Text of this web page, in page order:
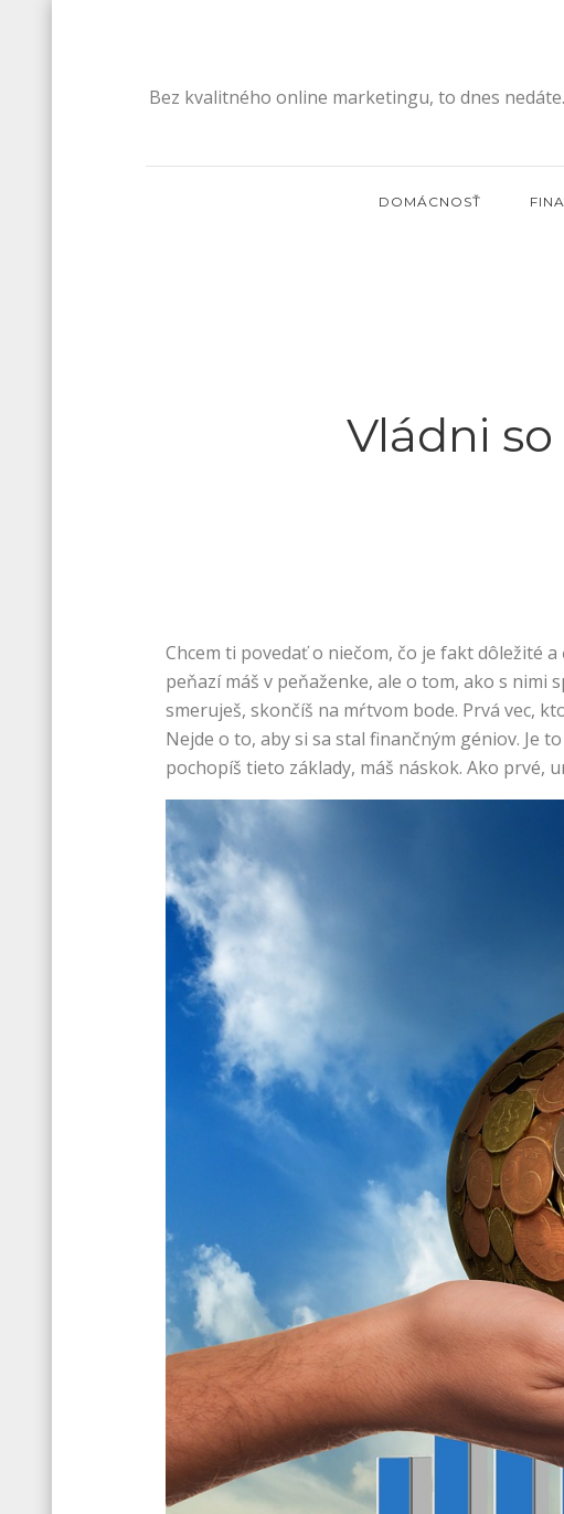
Bez kvalitného online marketingu, to dnes
DOMÁCNOSŤ
Vládni
Chcem ti povedať o niečom, čo je fakt dôležité
peňazí máš v peňaženke, ale o tom, ako s nimi
smeruješ, skončíš na mŕtvom bode. Prvá vec,
Nejde o to, aby si sa stal finančným géniov. Je
pochopíš tieto základy, máš náskok. Ako prvé,